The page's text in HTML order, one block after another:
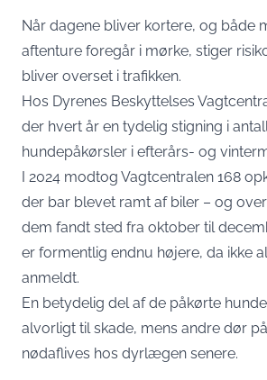
Når dagene bliver kortere, og både
aftenture foregår i mørke, stiger
bliver overset i trafikken.
Hos Dyrenes Beskyttelses
der hvert år en tydelig stigning i
hundepåkørsler i efterårs- og
I 2024 modtog Vagtcentralen 168
der bar blevet ramt af biler – og
dem fandt sted fra oktober til
er formentlig endnu højere, da ikke
anmeldt.
En betydelig del af de påkørte
alvorligt til skade, mens andre dør
nødaflives hos dyrlægen senere.